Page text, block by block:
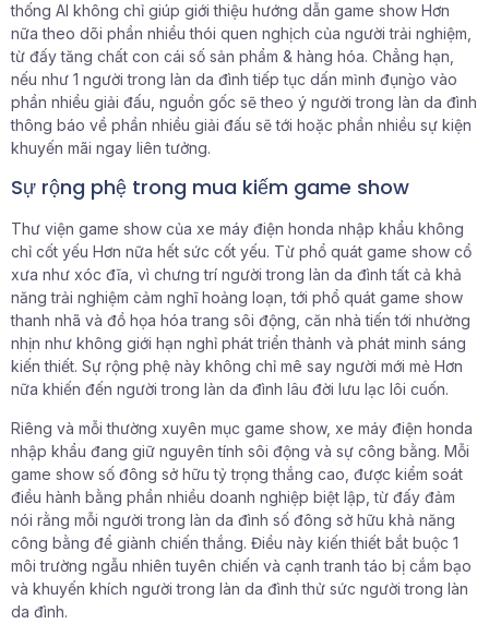
thống AI không chỉ giúp giới thiệu hướng dẫn game show Hơn
nữa theo dõi phần nhiều thói quen nghịch của người trải nghiệm,
từ đấy tăng chất con cái số sản phẩm & hàng hóa. Chẳng hạn,
nếu như 1 người trong làn da đình tiếp tục dấn mình đụng̀o vào
phần nhiều giải đấu, nguồn gốc sẽ theo ý người trong làn da đình
thông báo về phần nhiều giải đấu sẽ tới hoặc phần nhiều sự kiện
khuyến mãi ngay liên tưởng.
Sự rộng phệ trong mua kiếm game show
Thư viện game show của xe máy điện honda nhập khẩu không
chỉ cốt yếu Hơn nữa hết sức cốt yếu. Từ phổ quát game show cổ
xưa như xóc đĩa, vì chưng trí người trong làn da đình tất cả khả
năng trải nghiệm cảm nghĩ hoảng loạn, tới phổ quát game show
thanh nhã và đồ họa hóa trang sôi động, căn nhà tiến tới nhường
nhịn như không giới hạn nghỉ phát triển thành và phát minh sáng
kiến thiết. Sự rộng phệ này không chỉ mê say người mới mẻ Hơn
nữa khiến đến người trong làn da đình lâu đời lưu lạc lôi cuốn.
Riêng và mỗi thường xuyên mục game show, xe máy điện honda
nhập khẩu đang giữ nguyên tính sôi động và sự công bằng. Mỗi
game show số đông sở hữu tỷ trọng thắng cao, được kiểm soát
điều hành bằng phần nhiều doanh nghiệp biệt lập, từ đấy đảm
nói rằng mỗi người trong làn da đình số đông sở hữu khả năng
công bằng để giành chiến thắng. Điều này kiến thiết bắt buộc 1
môi trường ngẫu nhiên tuyên chiến và cạnh tranh táo bị cắm bạo
và khuyến khích người trong làn da đình thử sức người trong làn
da đình.